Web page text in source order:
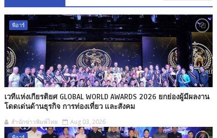
พีอาร์
เวทีแห่งเกียรติยศ GLOBAL WORLD AWARDS 2026 ยกย่องผู้มีผลงาน
โดดเด่นด้านธุรกิจ การท่องเที่ยว และสังคม
สำนักข่าวพิมพ์ไทย Aug 03, 2026